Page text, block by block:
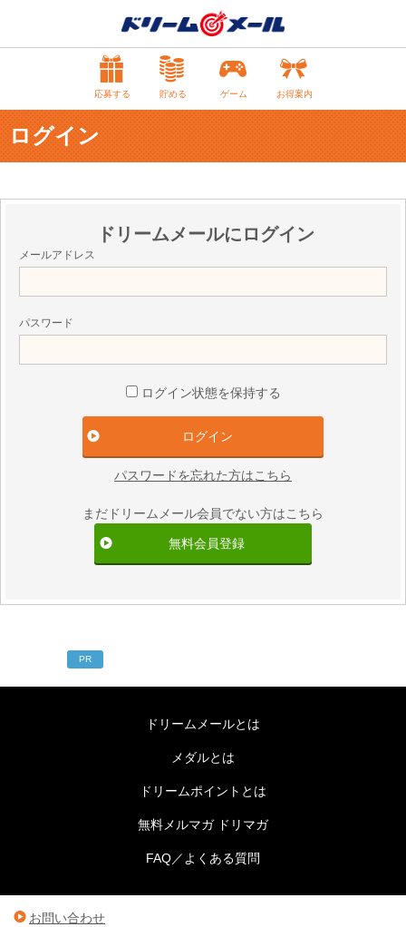
応募する 貯める ゲーム お得案内
ログイン
ドリームメールにログイン
メールアドレス
パスワード
ログイン状態を保持する
パスワードを忘れた方はこちら
まだドリームメール会員でない方はこちら
無料会員登録
PR
ドリームメールとは
メダルとは
ドリームポイントとは
無料メルマガ ドリマガ
FAQ／よくある質問
お問い合わせ